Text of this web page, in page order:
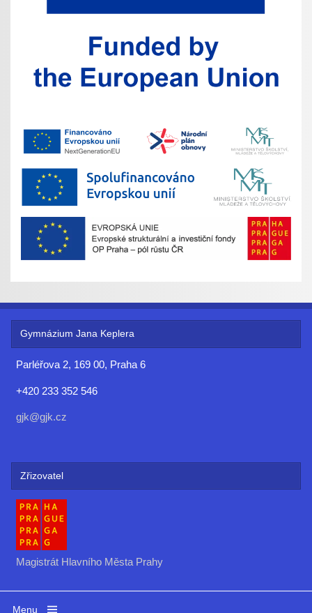
Gymnázium Jana Keplera
Parléřova 2, 169 00, Praha 6
+420 233 352 546
gjk@gjk.cz
Zřizovatel
Magistrát Hlavního Města Prahy
Menu